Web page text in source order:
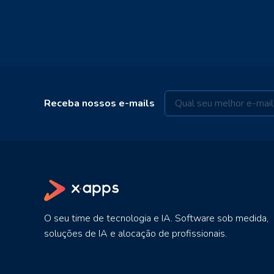
Receba nossos e-mails
O seu time de tecnologia e IA. Software sob medida,
soluções de IA e alocação de profissionais.